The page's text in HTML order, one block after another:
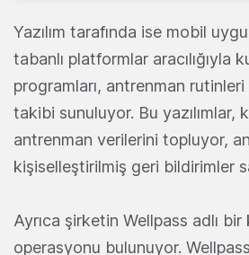
Yazılım tarafında ise mobil
tabanlı platformlar aracılığıyla
programları, antrenman
takibi sunuluyor. Bu yazılımlar,
antrenman verilerini topluyor,
kişiselleştirilmiş geri bildirimler
Ayrıca şirketin Wellpass adlı bir
operasyonu bulunuyor.